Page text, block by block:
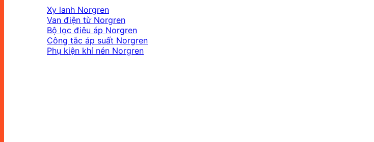
Xy lanh Norgren
Van điện từ Norgren
Bộ lọc điêu áp Norgren
Công tắc áp suất Norgren
Phụ kiện khí nén Norgren